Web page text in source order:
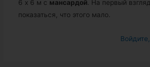
6 х 6 м с мансардой. На первый
показаться, что этого мало.